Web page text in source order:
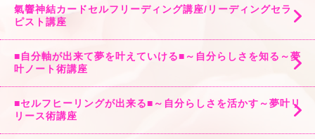
氣響神結カードセルフリーディング講座/リーディングセラ
ピスト講座
■自分軸が出来て夢を叶えていける■～自分らしさを知る～夢
叶ノート術講座
■セルフヒーリングが出来る■～自分らしさを活かす～夢叶リ
リース術講座